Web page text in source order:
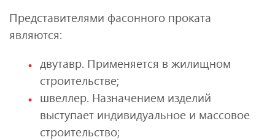
Представителями фасонного проката
являются:
двутавр. Применяется в жилищном
строительстве;
швеллер. Назначением изделий
выступает индивидуальное и массовое
строительство;